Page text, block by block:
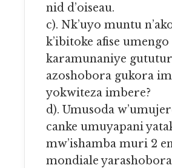
nid d’oiseau.
c). Nk’uyo muntu
k’ibitoke afise umengo
karamunaniye
azoshobora gukora
yokwiteza imbere?
d). Umusoda
canke umuyapani
mw’ishamba muri 2
mondiale